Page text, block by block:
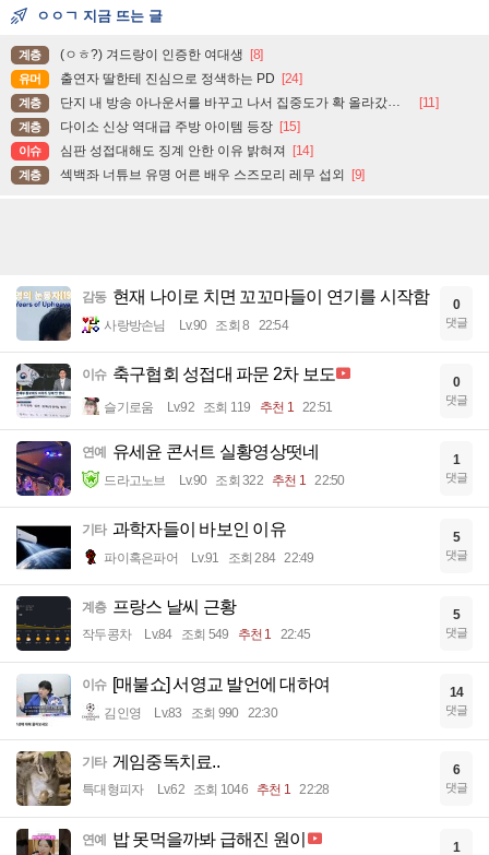
ㅇㅇㄱ 지금 뜨는 글
계층 (ㅇㅎ?) 겨드랑이 인증한 여대생 [8]
유머 출연자 딸한테 진심으로 정색하는 PD [24]
계층 단지 내 방송 아나운서를 바꾸고 나서 집중도가 확 올라갔다는 한 아파트의 안내방송 [11]
계층 다이소 신상 역대급 주방 아이템 등장 [15]
이슈 심판 성접대해도 징계 안한 이유 밝혀져 [14]
계층 섹백좌 너튜브 유명 어른 배우 스즈모리 레무 섭외 [9]
감동 현재 나이로 치면 꼬꼬마들이 연기를 시작함
사랑방손님 Lv.90 조회 8 22:54
0
댓글
이슈 축구협회 성접대 파문 2차 보도
슬기로움 Lv.92 조회 119 추천 1 22:51
0
댓글
연예 유세윤 콘서트 실황영상떳네
드라고노브 Lv.90 조회 322 추천 1 22:50
1
댓글
기타 과학자들이 바보인 이유
파이혹은파어 Lv.91 조회 284 22:49
5
댓글
계층 프랑스 날씨 근황
작두콩차 Lv.84 조회 549 추천 1 22:45
5
댓글
이슈 [매불쇼] 서영교 발언에 대하여
김인영 Lv.83 조회 990 22:30
14
댓글
기타 게임중독치료..
특대형피자 Lv.62 조회 1046 추천 1 22:28
6
댓글
연예 밥 못먹을까봐 급해진 원이 1